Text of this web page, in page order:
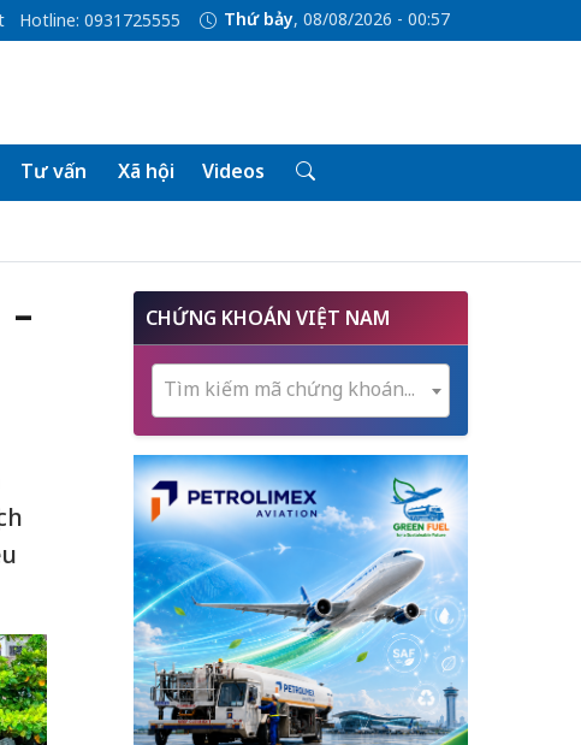
Hotline: 0931725555 Thứ bảy, 08/08/2026 - 00:57
Tư vấn Xã hội Videos
-
CHỨNG KHOÁN VIỆT NAM
Tìm kiếm mã chứng khoán...